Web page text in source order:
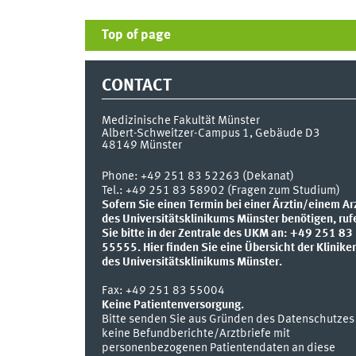
Top of page
CONTACT
Medizinische Fakultät Münster
Albert-Schweitzer-Campus 1, Gebäude D3
48149 Münster
Phone: +49 251 83 52263 (Dekanat)
Tel.: +49 251 83 58902 (Fragen zum Studium)
Sofern Sie einen Termin bei einer Ärztin/einem
des Universitätsklinikums Münster benötigen,
Sie bitte in der Zentrale des UKM an: +49 251 83
55555. Hier finden Sie eine Übersicht der
des Universitätsklinikums Münster.
Fax: +49 251 83 55004
Keine Patientenversorgung.
Bitte senden Sie aus Gründen des Datenschutzes
keine Befundberichte/Arztbriefe mit
personenbezogenen Patientendaten an diese